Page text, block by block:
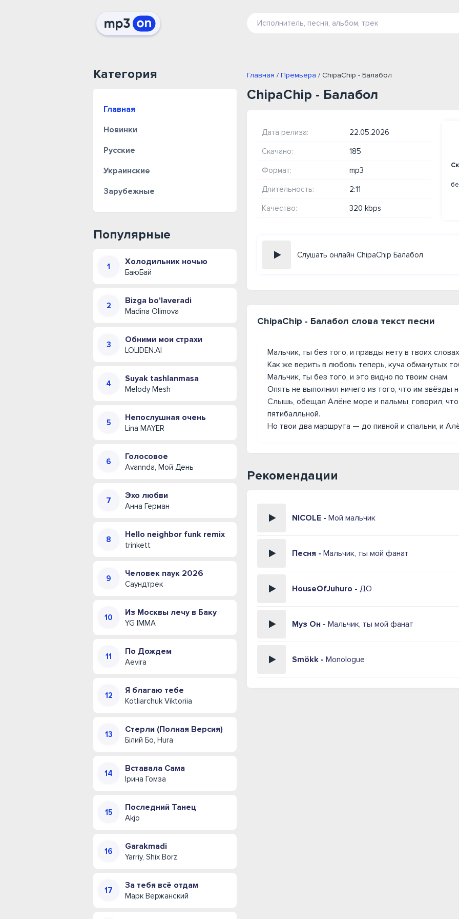
Категория
Главная
Новинки
Русские
Украинские
Зарубежные
Популярные
Холодильник ночью
БаюБай
Bizga bo'laveradi
Madina Olimova
Обними мои страхи
LOLIDEN.AI
Suyak tashlanmasa
Melody Mesh
Непослушная очень
Lina MAYER
Голосовое
Avannda, Мой День
Эхо любви
Анна Герман
Hello neighbor funk remix
trinkett
Человек паук 2026
Саундтрек
Из Москвы лечу в Баку
YG IMMA
По Дождем
Aevira
Я благаю тебе
Kotliarchuk Viktoriia
Стерли (Полная Версия)
Білий Бо, Hura
Вставала Сама
Ірина Гомза
Последний Танец
Akjo
Garakmadi
Yarriy, Shix Borz
За тебя всё отдам
Марк Вержанский
Главная / Премьера / ChipaChip - Балабол
ChipaChip - Балабол
Дата релиза: 22.05.2026
Скачано: 185
Формат: mp3
Длительность: 2:11
Качество: 320 kbps
Слушать онлайн ChipaChip Балабол
ChipaChip - Балабол слова текст песни
Мальчик, ты без того, и правды нету в твоих
Как же верить в любовь теперь, куча обманутых
Мальчик, ты без того, и это видно по твоим снам.
Опять не выполнил ничего из того, что им звёзды
Слышь, обещал Алёне море и пальмы, говорил, что
пятибалльной.
Но твои два маршрута — до пивной и спальни, и
Рекомендации
NICOLE - Мой мальчик
Песня - Мальчик, ты мой фанат
HouseOfJuhuro - ДО
Муз Он - Мальчик, ты мой фанат
Smökk - Monologue